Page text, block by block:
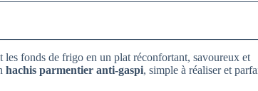
les fonds de frigo en un plat réconfortant, savoureux et
hachis parmentier anti-gaspi, simple à réaliser et